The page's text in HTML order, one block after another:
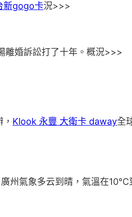
新gogo卡況>>>
離婚訴訟打了十年。概況>>>
Klook 永豐 大衛卡 daway全
州氣象多云到晴，氣溫在